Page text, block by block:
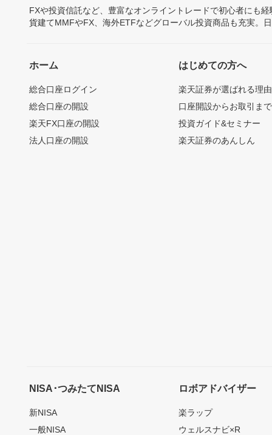
FXや投資信託など、豊富なオンライントレードで初心者にも
貨建てMMFやFX、海外ETFなどグローバル投資商品も充実。
ホーム
総合口座ログイン
総合口座の開設
楽天FX口座の開設
法人口座の開設
はじめての方へ
楽天証券が選ばれる理由
口座開設からお取引ま
投資ガイド&セミナー
楽天証券のあんしん
NISA･つみたてNISA
新NISA
一般NISA
ロボアドバイザー
楽ラップ
ウェルスナビ×R